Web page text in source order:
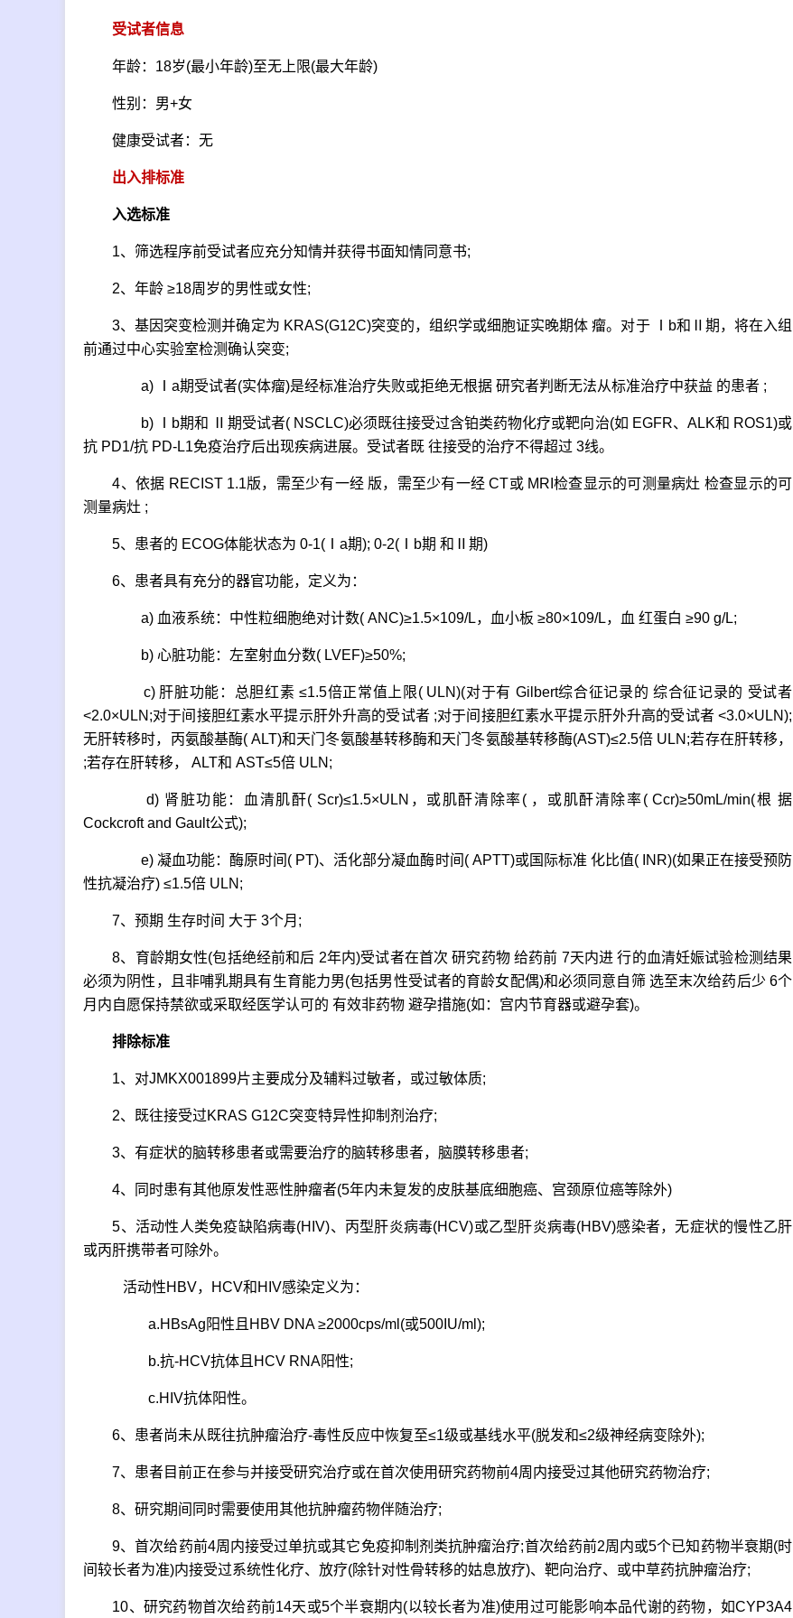
受试者信息
年龄：18岁(最小年龄)至无上限(最大年龄)
性别：男+女
健康受试者：无
出入排标准
入选标准
1、筛选程序前受试者应充分知情并获得书面知情同意书;
2、年龄 ≥18周岁的男性或女性;
3、基因突变检测并确定为 KRAS(G12C)突变的，组织学或细胞证实晚期体 瘤。对于 Ⅰb和Ⅱ期，将在入组
前通过中心实验室检测确认突变;
a) Ⅰa期受试者(实体瘤)是经标准治疗失败或拒绝无根据 研究者判断无法从标准治疗中获益 的患者 ;
b) Ⅰb期和 Ⅱ期受试者( NSCLC)必须既往接受过含铂类药物化疗或靶向治(如 EGFR、ALK和 ROS1)或
抗 PD1/抗 PD-L1免疫治疗后出现疾病进展。受试者既 往接受的治疗不得超过 3线。
4、依据 RECIST 1.1版，需至少有一经 版，需至少有一经 CT或 MRI检查显示的可测量病灶 检查显示的可
测量病灶 ;
5、患者的 ECOG体能状态为 0-1(Ⅰa期); 0-2(Ⅰb期 和Ⅱ期)
6、患者具有充分的器官功能，定义为：
a) 血液系统：中性粒细胞绝对计数( ANC)≥1.5×109/L，血小板 ≥80×109/L，血 红蛋白 ≥90 g/L;
b) 心脏功能：左室射血分数( LVEF)≥50%;
c) 肝脏功能：总胆红素 ≤1.5倍正常值上限( ULN)(对于有 Gilbert综合征记录的 综合征记录的 受试者
<2.0×ULN;对于间接胆红素水平提示肝外升高的受试者 ;对于间接胆红素水平提示肝外升高的受试者 <3.0×ULN);
无肝转移时，丙氨酸基酶( ALT)和天门冬氨酸基转移酶和天门冬氨酸基转移酶(AST)≤2.5倍 ULN;若存在肝转移，
;若存在肝转移， ALT和 AST≤5倍 ULN;
d) 肾脏功能：血清肌酐( Scr)≤1.5×ULN，或肌酐清除率( ，或肌酐清除率( Ccr)≥50mL/min(根 据
Cockcroft and Gault公式);
e) 凝血功能：酶原时间( PT)、活化部分凝血酶时间( APTT)或国际标准 化比值( INR)(如果正在接受预防
性抗凝治疗) ≤1.5倍 ULN;
7、预期 生存时间 大于 3个月;
8、育龄期女性(包括绝经前和后 2年内)受试者在首次 研究药物 给药前 7天内进 行的血清妊娠试验检测结果
必须为阴性，且非哺乳期具有生育能力男(包括男性受试者的育龄女配偶)和必须同意自筛 选至末次给药后少 6个
月内自愿保持禁欲或采取经医学认可的 有效非药物 避孕措施(如：宫内节育器或避孕套)。
排除标准
1、对JMKX001899片主要成分及辅料过敏者，或过敏体质;
2、既往接受过KRAS G12C突变特异性抑制剂治疗;
3、有症状的脑转移患者或需要治疗的脑转移患者，脑膜转移患者;
4、同时患有其他原发性恶性肿瘤者(5年内未复发的皮肤基底细胞癌、宫颈原位癌等除外)
5、活动性人类免疫缺陷病毒(HIV)、丙型肝炎病毒(HCV)或乙型肝炎病毒(HBV)感染者，无症状的慢性乙肝
或丙肝携带者可除外。
活动性HBV，HCV和HIV感染定义为：
a.HBsAg阳性且HBV DNA ≥2000cps/ml(或500IU/ml);
b.抗-HCV抗体且HCV RNA阳性;
c.HIV抗体阳性。
6、患者尚未从既往抗肿瘤治疗-毒性反应中恢复至≤1级或基线水平(脱发和≤2级神经病变除外);
7、患者目前正在参与并接受研究治疗或在首次使用研究药物前4周内接受过其他研究药物治疗;
8、研究期间同时需要使用其他抗肿瘤药物伴随治疗;
9、首次给药前4周内接受过单抗或其它免疫抑制剂类抗肿瘤治疗;首次给药前2周内或5个已知药物半衰期(时
间较长者为准)内接受过系统性化疗、放疗(除针对性骨转移的姑息放疗)、靶向治疗、或中草药抗肿瘤治疗;
10、研究药物首次给药前14天或5个半衰期内(以较长者为准)使用过可能影响本品代谢的药物，如CYP3A4